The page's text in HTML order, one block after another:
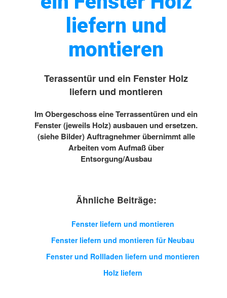
liefern und
montieren
Terassentür und ein Fenster Holz
liefern und montieren
Im Obergeschoss eine Terrassentüren und ein
Fenster (jeweils Holz) ausbauen und ersetzen.
(siehe Bilder) Auftragnehmer übernimmt alle
Arbeiten vom Aufmaß über
Entsorgung/Ausbau
Ähnliche Beiträge:
Fenster liefern und montieren
Fenster liefern und montieren für Neubau
Fenster und Rollladen liefern und montieren
Holz liefern